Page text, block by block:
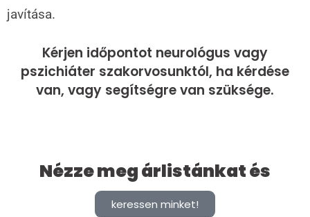
javítása.
Kérjen időpontot neurológus vagy
pszichiáter szakorvosunktól, ha kérdése
van, vagy segítségre van szüksége.
Nézze meg árlistánkat és
keressen minket!